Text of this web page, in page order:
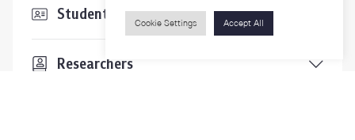
Students & Staffs
Researchers
Cookie Settings Accept All